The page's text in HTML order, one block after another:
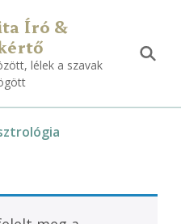
Író &
lélek a szavak